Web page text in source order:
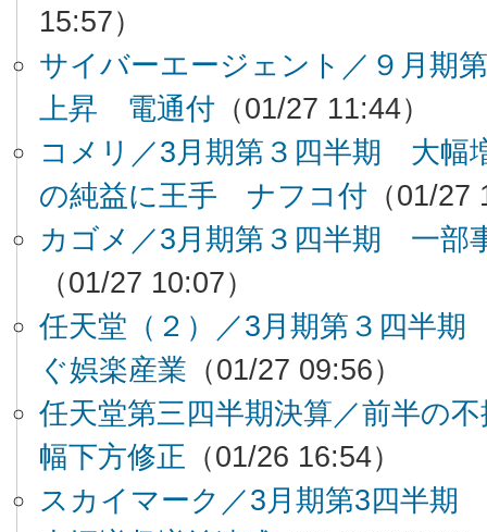
15:57）
サイバーエージェント／９月期
上昇 電通付 （01/27 11:44）
コメリ／3月期第３四半期 大
の純益に王手 ナフコ付 （01/
カゴメ／3月期第３四半期 一部
（01/27 10:07）
任天堂（２）／3月期第３四半
ぐ娯楽産業 （01/27 09:56）
任天堂第三四半期決算／前半の
幅下方修正 （01/26 16:54）
スカイマーク／3月期第3四半期